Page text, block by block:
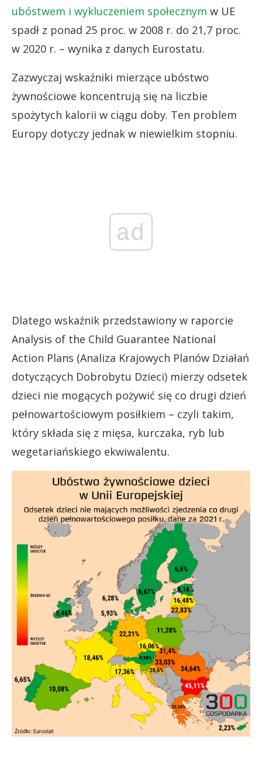
ubóstwem i wykluczeniem społecznym w UE
spadł z ponad 25 proc. w 2008 r. do 21,7 proc.
w 2020 r. – wynika z danych Eurostatu.
Zazwyczaj wskaźniki mierzące ubóstwo
żywnościowe koncentrują się na liczbie
spożytych kalorii w ciągu doby. Ten problem
Europy dotyczy jednak w niewielkim stopniu.
ad
Dlatego wskaźnik przedstawiony w raporcie
Analysis of the Child Guarantee National
Action Plans (Analiza Krajowych Planów Działań
dotyczących Dobrobytu Dzieci) mierzy odsetek
dzieci nie mogących pożywić się co drugi dzień
pełnowartościowym posiłkiem – czyli takim,
który składa się z mięsa, kurczaka, ryb lub
wegetariańskiego ekwiwalentu.